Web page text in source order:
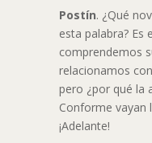
Postín. ¿Qué
esta palabra? Es
comprendemos
relacionamos
pero ¿por qué la
Conforme vayan
¡Adelante!